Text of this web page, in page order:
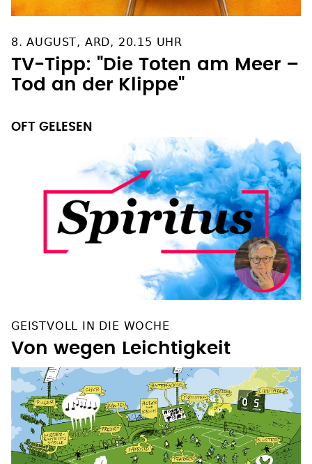
8. AUGUST, ARD, 20.15 UHR
TV-Tipp: "Die Toten am Meer –
Tod an der Klippe"
GEISTVOLL IN DIE WOCHE
Von wegen Leichtigkeit